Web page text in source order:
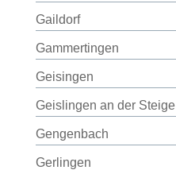
Gaildorf
Gammertingen
Geisingen
Geislingen an der Steige
Gengenbach
Gerlingen